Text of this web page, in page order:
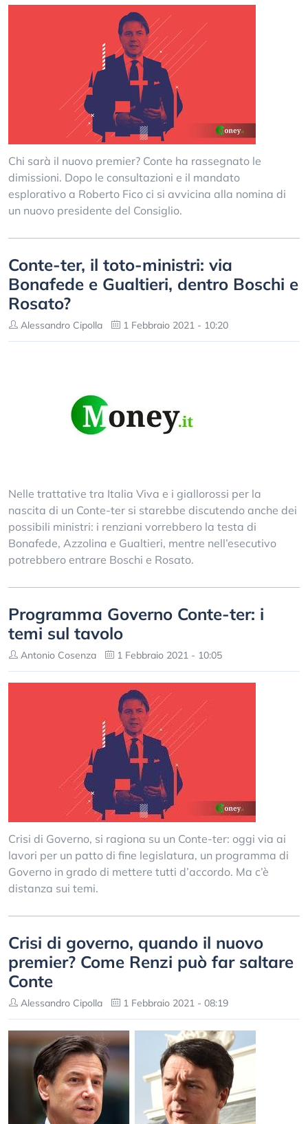
Chi sarà il nuovo premier? Conte ha rassegnato le
dimissioni. Dopo le consultazioni e il mandato
esplorativo a Roberto Fico ci si avvicina alla nomina di
un nuovo presidente del Consiglio.
Conte-ter, il toto-ministri: via
Bonafede e Gualtieri, dentro Boschi e
Rosato?
Alessandro Cipolla 1 Febbraio 2021 - 10:20
Nelle trattative tra Italia Viva e i giallorossi per la
nascita di un Conte-ter si starebbe discutendo anche dei
possibili ministri: i renziani vorrebbero la testa di
Bonafede, Azzolina e Gualtieri, mentre nell’esecutivo
potrebbero entrare Boschi e Rosato.
Programma Governo Conte-ter: i
temi sul tavolo
Antonio Cosenza 1 Febbraio 2021 - 10:05
Crisi di Governo, si ragiona su un Conte-ter: oggi via ai
lavori per un patto di fine legislatura, un programma di
Governo in grado di mettere tutti d’accordo. Ma c’è
distanza sui temi.
Crisi di governo, quando il nuovo
premier? Come Renzi può far saltare
Conte
Alessandro Cipolla 1 Febbraio 2021 - 08:19